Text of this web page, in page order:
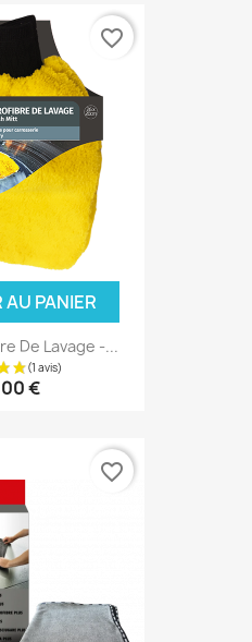
PANIER
De Lavage -...
€
favorite_border
favorite_border